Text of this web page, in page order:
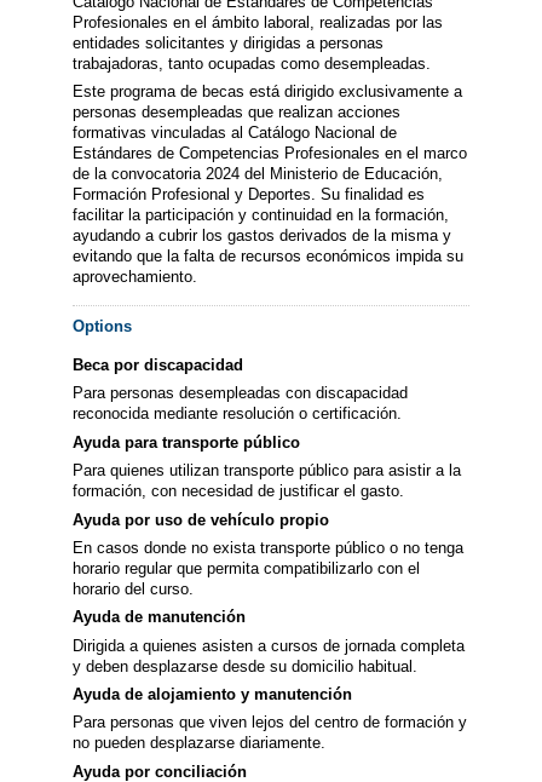
Profesionales en el ámbito laboral, realizadas por las
entidades solicitantes y dirigidas a personas
trabajadoras, tanto ocupadas como desempleadas.
Este programa de becas está dirigido exclusivamente a
personas desempleadas que realizan acciones
formativas vinculadas al Catálogo Nacional de
Estándares de Competencias Profesionales en el marco
de la convocatoria 2024 del Ministerio de Educación,
Formación Profesional y Deportes. Su finalidad es
facilitar la participación y continuidad en la formación,
ayudando a cubrir los gastos derivados de la misma y
evitando que la falta de recursos económicos impida su
aprovechamiento.
Options
Beca por discapacidad
Para personas desempleadas con discapacidad
reconocida mediante resolución o certificación.
Ayuda para transporte público
Para quienes utilizan transporte público para asistir a la
formación, con necesidad de justificar el gasto.
Ayuda por uso de vehículo propio
En casos donde no exista transporte público o no tenga
horario regular que permita compatibilizarlo con el
horario del curso.
Ayuda de manutención
Dirigida a quienes asisten a cursos de jornada completa
y deben desplazarse desde su domicilio habitual.
Ayuda de alojamiento y manutención
Para personas que viven lejos del centro de formación y
no pueden desplazarse diariamente.
Ayuda por conciliación